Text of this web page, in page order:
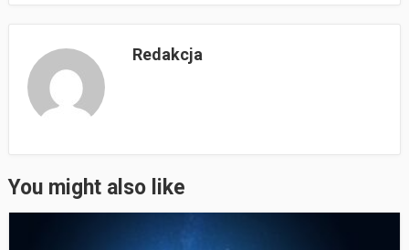
Redakcja
You might also like